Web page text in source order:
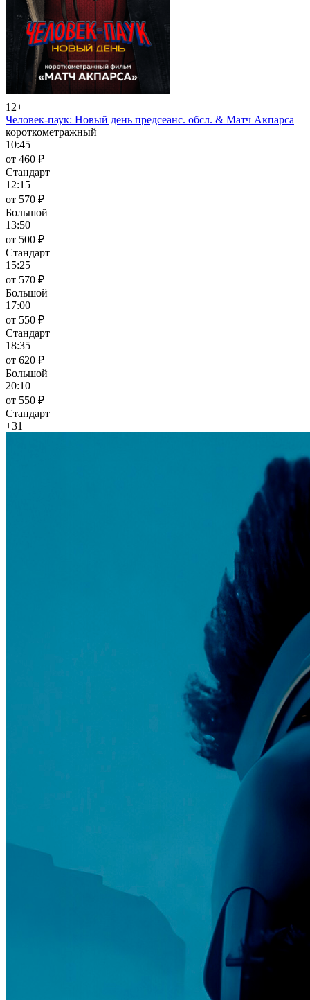
12+
Человек-паук: Новый день предсеанс. обсл. & Матч Акпарса
короткометражный
10:45
от 460 ₽
Стандарт
12:15
от 570 ₽
Большой
13:50
от 500 ₽
Стандарт
15:25
от 570 ₽
Большой
17:00
от 550 ₽
Стандарт
18:35
от 620 ₽
Большой
20:10
от 550 ₽
Стандарт
+31